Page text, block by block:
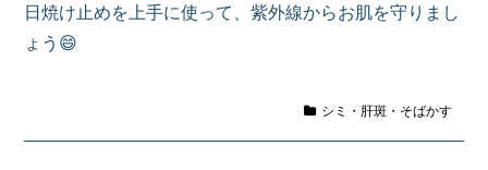
日焼け止めを上手に使って、紫外線からお肌を守りまし
ょう😄
シミ・肝斑・そばかす